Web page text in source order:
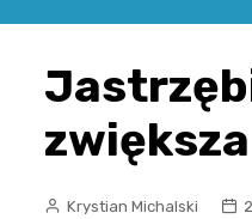
Krystian Michalski